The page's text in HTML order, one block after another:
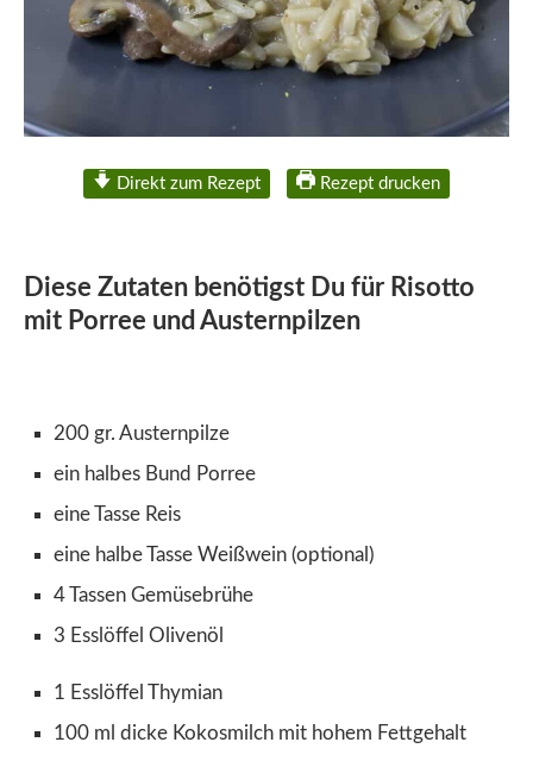
Direkt zum Rezept Rezept drucken
Diese Zutaten benötigst Du für Risotto
mit Porree und Austernpilzen
200 gr. Austernpilze
ein halbes Bund Porree
eine Tasse Reis
eine halbe Tasse Weißwein (optional)
4 Tassen Gemüsebrühe
3 Esslöffel Olivenöl
1 Esslöffel Thymian
100 ml dicke Kokosmilch mit hohem Fettgehalt